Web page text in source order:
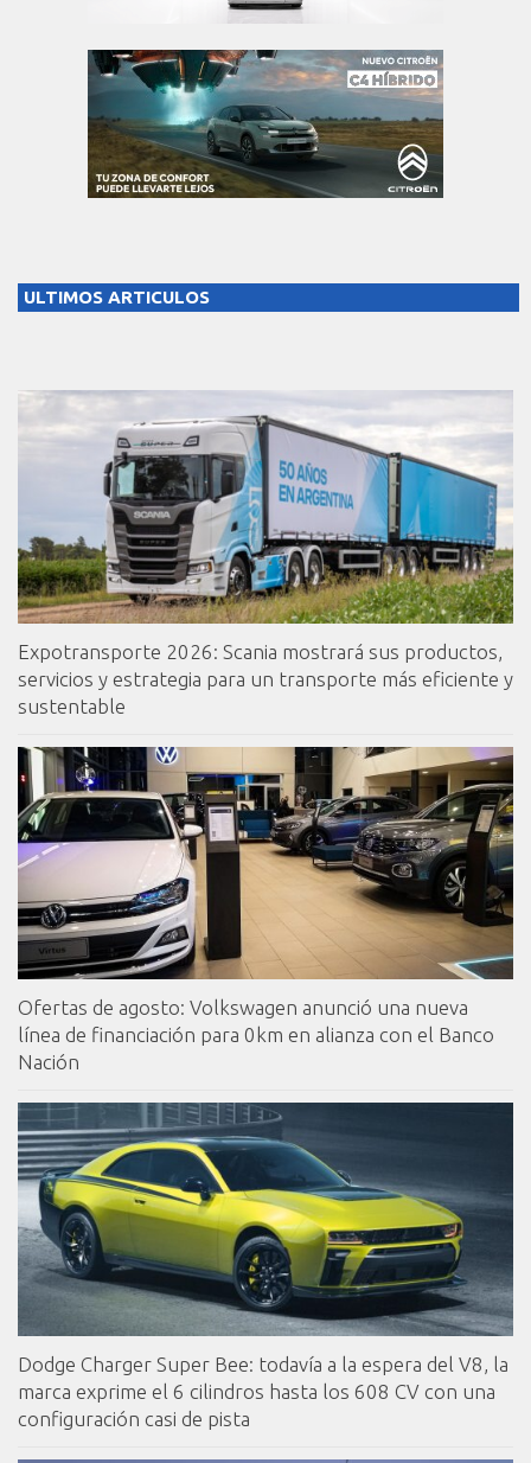
ULTIMOS ARTICULOS
Expotransporte 2026: Scania mostrará sus productos,
servicios y estrategia para un transporte más eficiente y
sustentable
Ofertas de agosto: Volkswagen anunció una nueva
línea de financiación para 0km en alianza con el Banco
Nación
Dodge Charger Super Bee: todavía a la espera del V8, la
marca exprime el 6 cilindros hasta los 608 CV con una
configuración casi de pista